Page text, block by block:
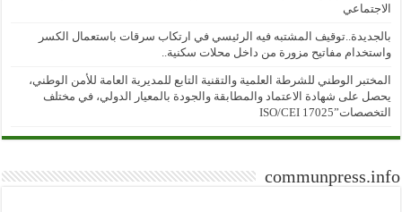
الاجتماعي
بالجديدة..توقيف المشتبه فيه الرئيسي في ارتكاب سرقات باستعمال الكسر
واستخدام مفاتيح مزورة من داخل محلات سكنية..
المختبر الوطني للشرطة العلمية والتقنية التابع للمديرية العامة للأمن الوطني،
يحصل على شهادة الاعتماد والمطابقة والجودة بالمعيار الدولي، في مختلف
التخصصات”ISO/CEI 17025
communpress.info